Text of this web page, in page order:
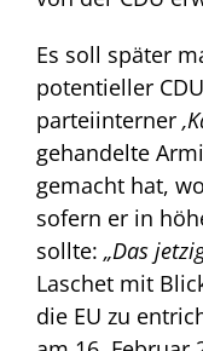
Es soll später
potentieller
parteiinterner
gehandelte
gemacht hat,
sofern er in
sollte: „Das
Laschet mit
die EU zu